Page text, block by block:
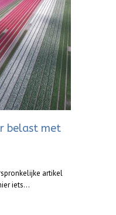
belast met
artikel
iets...